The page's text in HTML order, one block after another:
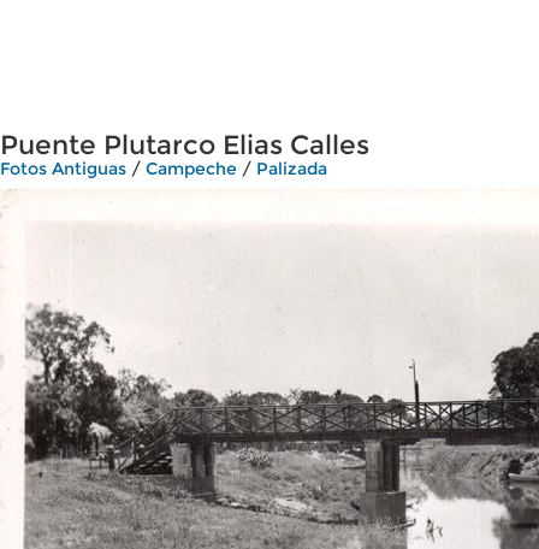
Puente Plutarco Elias Calles
Fotos Antiguas / Campeche / Palizada